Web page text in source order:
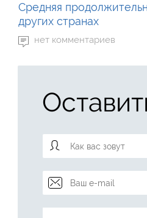
Средняя
других странах
нет комментариев